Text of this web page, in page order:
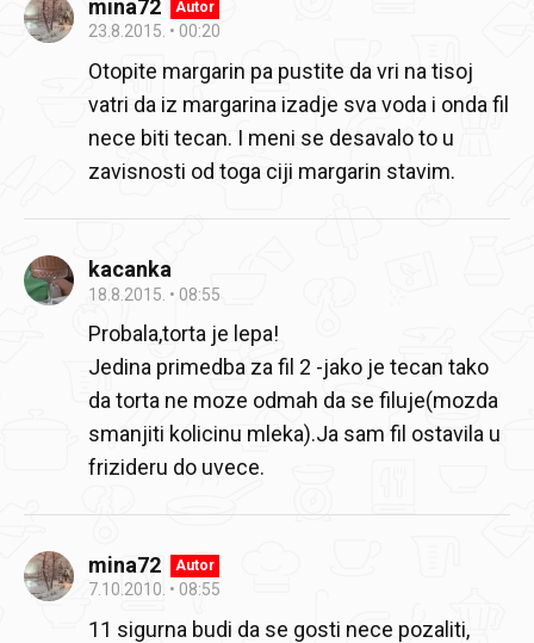
mina72 Autor
23.8.2015. 00:20
Otopite margarin pa pustite da vri na tisoj
vatri da iz margarina izadje sva voda i onda fil
nece biti tecan. I meni se desavalo to u
zavisnosti od toga ciji margarin stavim.
kacanka
18.8.2015. 08:55
Probala,torta je lepa!
Jedina primedba za fil 2 -jako je tecan tako
da torta ne moze odmah da se filuje(mozda
smanjiti kolicinu mleka).Ja sam fil ostavila u
frizideru do uvece.
mina72 Autor
7.10.2010. 08:55
11 sigurna budi da se gosti nece pozaliti,